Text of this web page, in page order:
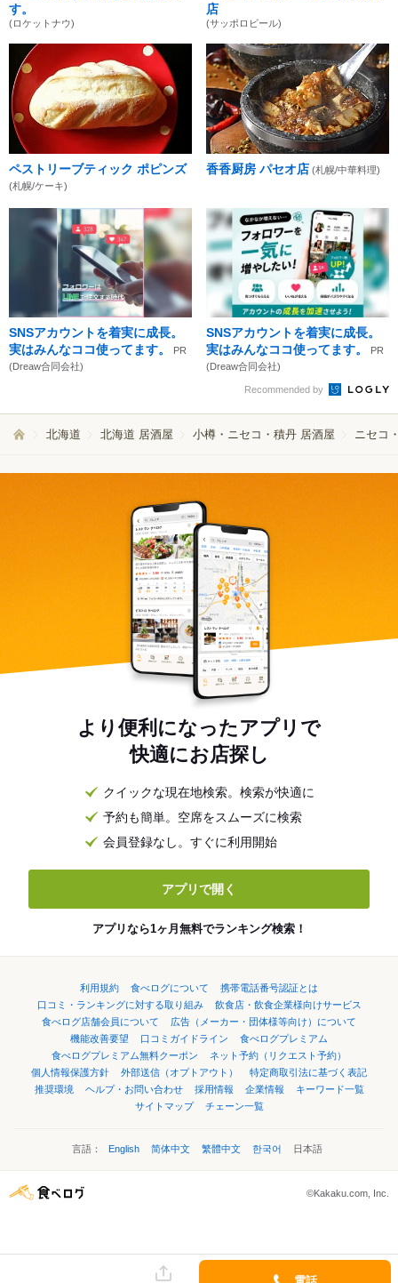
す。
(ロケットナウ)
店
(サッポロビール)
ペストリーブティック ポピンズ
(札幌/ケーキ)
香香厨房 パセオ店 (札幌/中華料理)
SNSアカウントを着実に成長。
実はみんなココ使ってます。
PR
(Dreaw合同会社)
SNSアカウントを着実に成長。
実はみんなココ使ってます。
PR
(Dreaw合同会社)
Recommended by
北海道 北海道 居酒屋 小樽・ニセコ・積丹 居酒屋 ニセコ
より便利になったアプリで
快適にお店探し
クイックな現在地検索。検索が快適に
予約も簡単。空席をスムーズに検索
会員登録なし。すぐに利用開始
アプリで開く
アプリなら1ヶ月無料でランキング検索！
利用規約 食べログについて
携帯電話番号認証とは
口コミ・ランキングに対する取り組み
飲食店・飲食企業様向けサービス
食べログ店舗会員について
広告（メーカー・団体様等向け）について
機能改善要望
口コミガイドライン
食べログプレミアム
食べログプレミアム無料クーポン
ネット予約（リクエスト予約）
個人情報保護方針
外部送信（オプトアウト）
特定商取引法に基づく表記
推奨環境
ヘルプ・お問い合わせ 採用情報 企業情報
キーワード一覧
サイトマップ
チェーン一覧
言語： English 简体中文 繁體中文 한국어 日本語
©Kakaku.com, Inc.